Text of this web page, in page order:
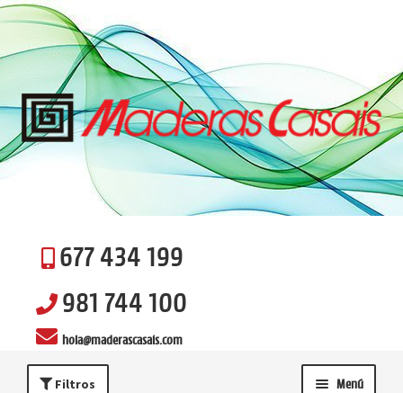
a
navegación
al
contenido
Menú
677 434 199
981 744 100
hola@maderascasais.com
Filtros